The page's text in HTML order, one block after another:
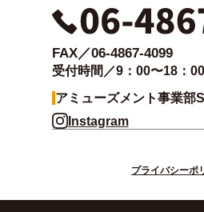
FAX／06-4867-4099
受付時間／9：00〜18：
アミューズメント事業部
Instagram
プライバシーポ